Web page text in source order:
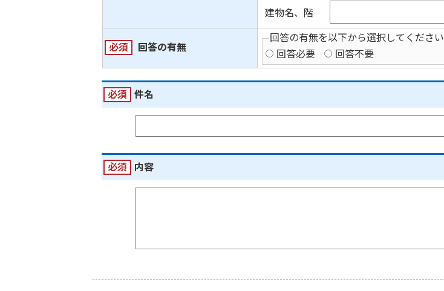
建物名、階
必須 回答の有無
回答の有無を以下から選択してください
回答必要
回答不要
必須 件名
必須 内容